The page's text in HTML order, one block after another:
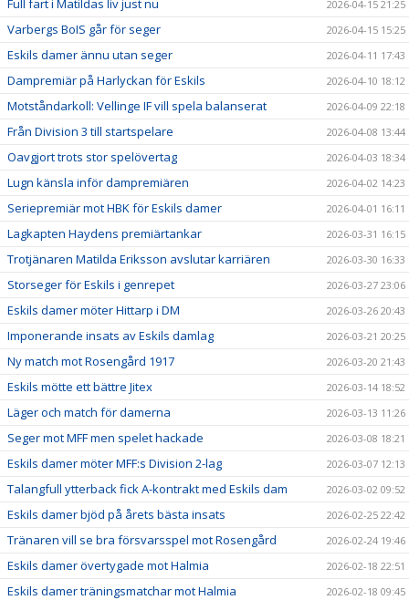
2026-04-15 21:25
Varbergs BoIS går för seger 2026-04-15 15:25
Eskils damer ännu utan seger 2026-04-11 17:43
Dampremiär på Harlyckan för Eskils 2026-04-10 18:12
Motståndarkoll: Vellinge IF vill spela balanserat 2026-04-09 22:18
Från Division 3 till startspelare 2026-04-08 13:44
Oavgjort trots stor spelövertag 2026-04-03 18:34
Lugn känsla inför dampremiären 2026-04-02 14:23
Seriepremiär mot HBK för Eskils damer 2026-04-01 16:11
Lagkapten Haydens premiärtankar 2026-03-31 16:15
Trotjänaren Matilda Eriksson avslutar karriären 2026-03-30 16:33
Storseger för Eskils i genrepet 2026-03-27 23:06
Eskils damer möter Hittarp i DM 2026-03-26 20:43
Imponerande insats av Eskils damlag 2026-03-21 20:25
Ny match mot Rosengård 1917 2026-03-20 21:43
Eskils mötte ett bättre Jitex 2026-03-14 18:52
Läger och match för damerna 2026-03-13 11:26
Seger mot MFF men spelet hackade 2026-03-08 18:21
Eskils damer möter MFF:s Division 2-lag 2026-03-07 12:13
Talangfull ytterback fick A-kontrakt med Eskils dam 2026-03-02 09:52
Eskils damer bjöd på årets bästa insats 2026-02-25 22:42
Tränaren vill se bra försvarsspel mot Rosengård 2026-02-24 19:46
Eskils damer övertygade mot Halmia 2026-02-18 22:51
Eskils damer träningsmatchar mot Halmia 2026-02-18 09:45